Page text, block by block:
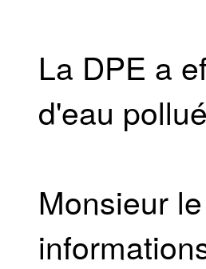
La DPE a
d'eau
Monsieur